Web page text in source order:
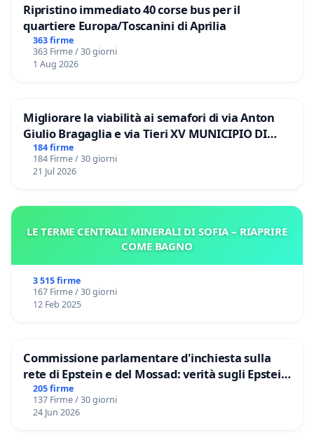
Ripristino immediato 40 corse bus per il
quartiere Europa/Toscanini di Aprilia
363 firme
363 Firme / 30 giorni
1 Aug 2026
Migliorare la viabilità ai semafori di via Anton
Giulio Bragaglia e via Tieri XV MUNICIPIO DI
ROMA
184 firme
184 Firme / 30 giorni
21 Jul 2026
LE TERME CENTRALI MINERALI DI SOFIA – RIAPRIRE
COME BAGNO
3 515 firme
167 Firme / 30 giorni
12 Feb 2025
Commissione parlamentare d'inchiesta sulla
rete di Epstein e del Mossad: verità sugli Epstein
Files
205 firme
137 Firme / 30 giorni
24 Jun 2026